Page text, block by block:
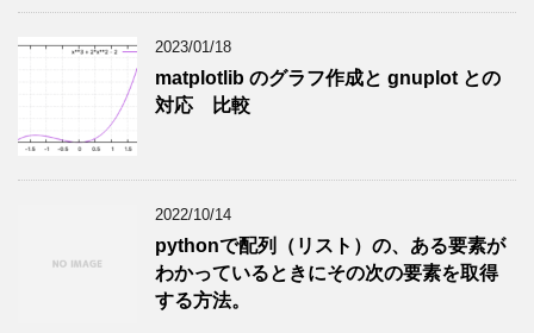
2023/01/18
matplotlib のグラフ作成と gnuplot との
対応 比較
2022/10/14
pythonで配列（リスト）の、ある要素が
わかっているときにその次の要素を取得
する方法。